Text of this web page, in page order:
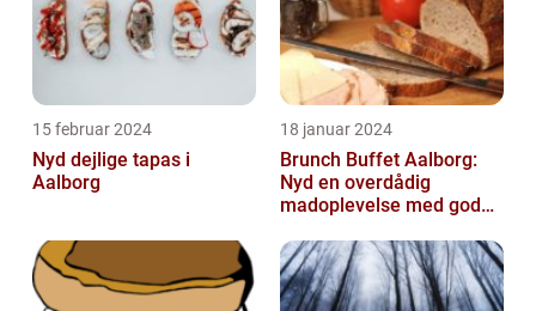
15 februar 2024
Nyd dejlige tapas i
Aalborg
18 januar 2024
Brunch Buffet Aalborg:
Nyd en overdådig
madoplevelse med gode